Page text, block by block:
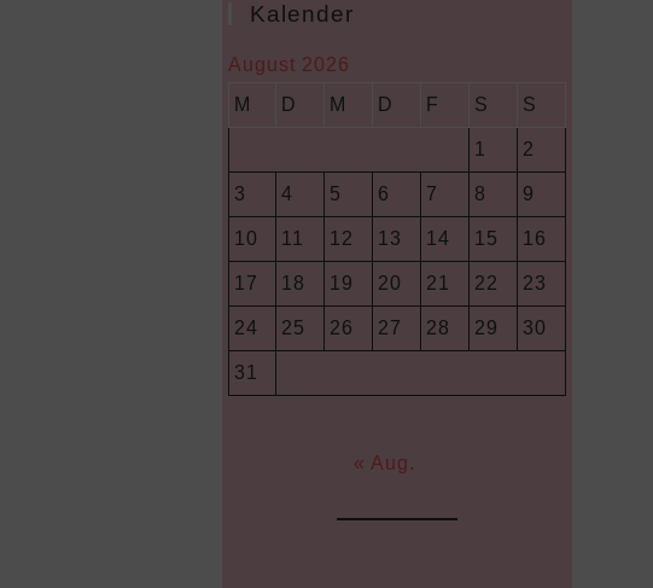
Kalender
August 2026
M
D M D F S S
1 2
3 4 5 6 7 8 9
10 11 12 13 14 15 16
17 18 19 20 21 22 23
24 25 26 27 28 29 30
31
« Aug.